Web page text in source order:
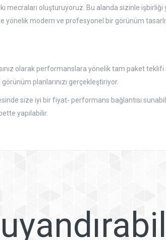
mecraları oluşturuyoruz. Bu alanda sizinle
modern ve profesyonel bir görünüm
olarak performanslara yönelik tam paket
planlarınızı gerçekleştiriyor.
size iyi bir fiyat- performans bağlantısı
yapılabilir.